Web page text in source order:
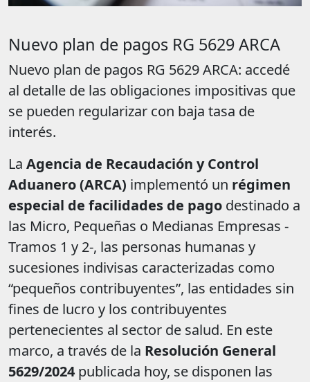
Nuevo plan de pagos RG 5629 ARCA
Nuevo plan de pagos RG 5629 ARCA: accedé
al detalle de las obligaciones impositivas que
se pueden regularizar con baja tasa de
interés.
La Agencia de Recaudación y Control
Aduanero (ARCA) implementó un régimen
especial de facilidades de pago destinado a
las Micro, Pequeñas o Medianas Empresas -
Tramos 1 y 2-, las personas humanas y
sucesiones indivisas caracterizadas como
“pequeños contribuyentes”, las entidades sin
fines de lucro y los contribuyentes
pertenecientes al sector de salud. En este
marco, a través de la Resolución General
5629/2024 publicada hoy, se disponen las